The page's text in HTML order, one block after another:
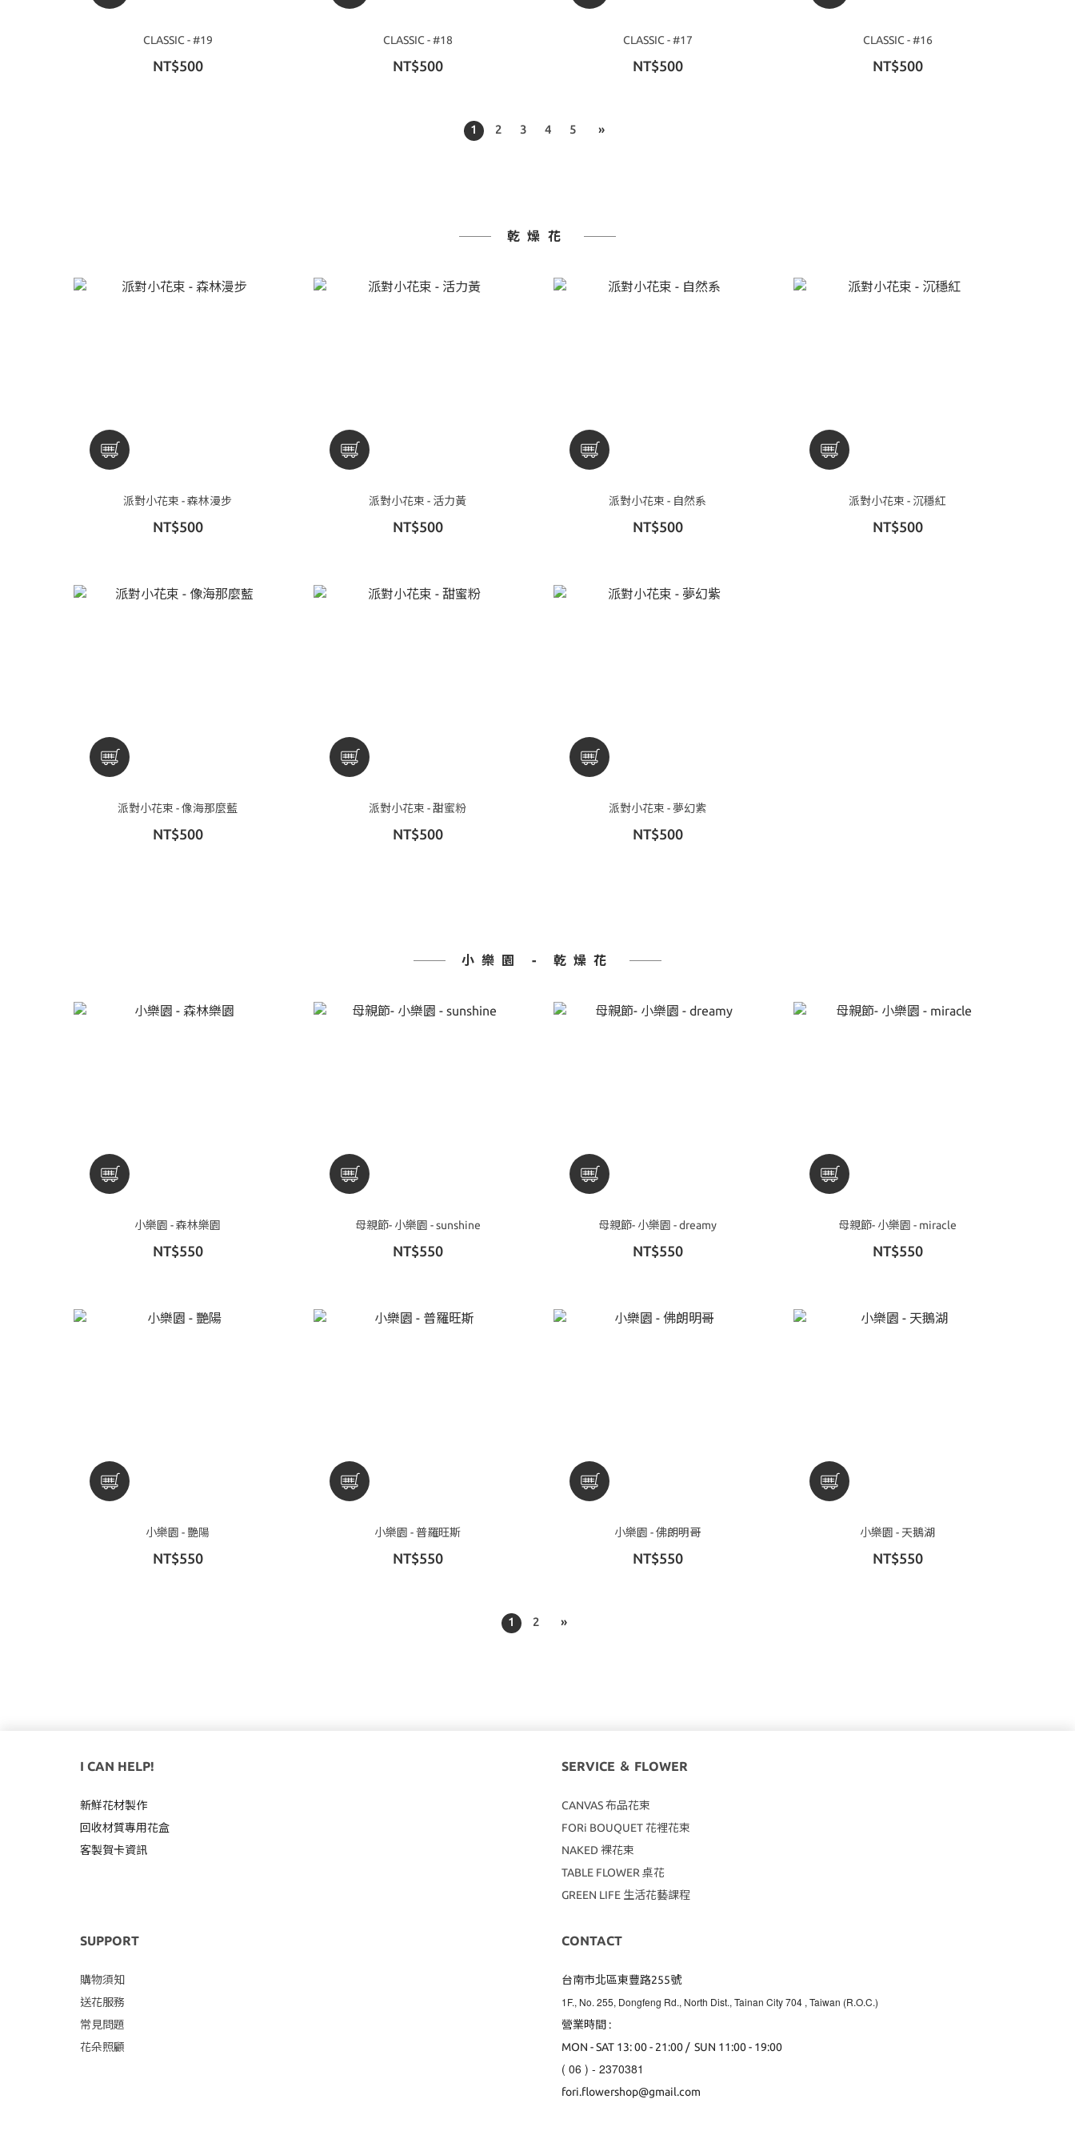
CLASSIC - #19
NT$500
CLASSIC - #18
NT$500
CLASSIC - #17
NT$500
CLASSIC - #16
NT$500
1 2 3 4 5 »
乾燥花
派對小花束 - 森林漫步
NT$500
派對小花束 - 活力黃
NT$500
派對小花束 - 自然系
NT$500
派對小花束 - 沉穩紅
NT$500
派對小花束 - 像海那麼藍
NT$500
派對小花束 - 甜蜜粉
NT$500
派對小花束 - 夢幻紫
NT$500
小樂園 - 乾燥花
小樂園 - 森林樂園
NT$550
母親節- 小樂園 - sunshine
NT$550
母親節- 小樂園 - dreamy
NT$550
母親節- 小樂園 - miracle
NT$550
小樂園 - 艷陽
NT$550
小樂園 - 普羅旺斯
NT$550
小樂園 - 佛朗明哥
NT$550
小樂園 - 天鵝湖
NT$550
1 2 »
I CAN HELP!
新鮮花材製作
回收材質專用花盒
客製賀卡資訊
SERVICE ＆ FLOWER
CANVAS布品花束
FORi BOUQUET 花裡花束
NAKED 裸花束
TABLE FLOWER 桌花
GREEN LIFE 生活花藝課程
SUPPORT
購物須知
送花服務
常見問題
花朵照顧
CONTACT
台南市北區東豐路255號
1F., No. 255, Dongfeng Rd., North Dist., Tainan City 704 , Taiwan (R.O.C.)
營業時間 :
MON - SAT 13: 00 - 21:00 / SUN 11:00 - 19:00
( 06 ) - 2370381
fori.flowershop@gmail.com